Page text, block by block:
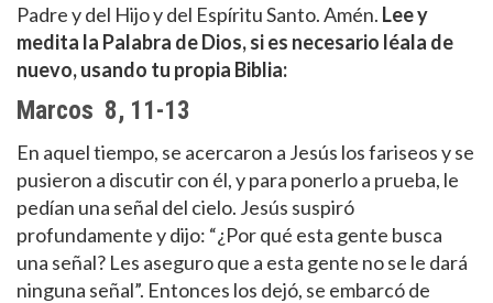
Padre y del Hijo y del Espíritu Santo. Amén. Lee y
medita la Palabra de Dios, si es necesario léala de
nuevo, usando tu propia Biblia:
Marcos 8, 11-13
En aquel tiempo, se acercaron a Jesús los fariseos y se
pusieron a discutir con él, y para ponerlo a prueba, le
pedían una señal del cielo. Jesús suspiró
profundamente y dijo: “¿Por qué esta gente busca
una señal? Les aseguro que a esta gente no se le dará
ninguna señal”. Entonces los dejó, se embarcó de